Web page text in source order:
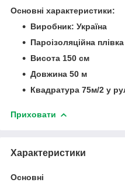
Основні характеристики:
Виробник: Україна
Пароізоляційна
Висота 150 см
Довжина 50 м
Квадратура 75м/2 у
Приховати
Характеристики
Основні